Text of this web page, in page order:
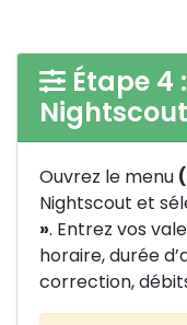
Étape 4
Nightscout
Ouvrez le menu
Nightscout et
». Entrez vos
horaire, durée
correction,